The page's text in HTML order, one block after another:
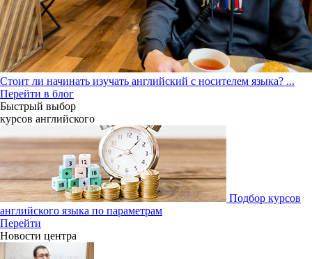
Стоит ли начинать изучать английский с носителем языка? ...
Перейти в блог
Быстрый выбор
курсов английcкого
Подбор курсов
английского языка по параметрам
Перейти
Новости центра